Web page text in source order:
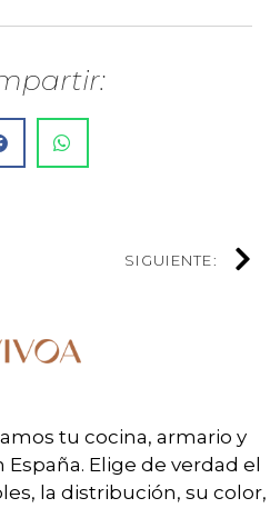
SIGUIENTE:
tu cocina, armario y
Elige de verdad el
la distribución, su color,